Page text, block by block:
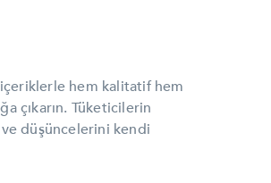
hem kalitatif hem
çıkarın. Tüketicilerin
ve düşüncelerini kendi